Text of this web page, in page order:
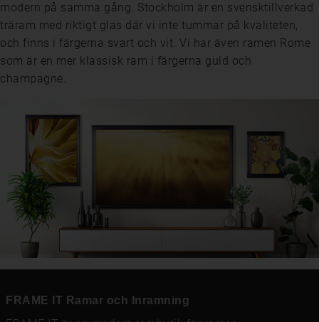
modern på samma gång. Stockholm är en svensktillverkad
träram med riktigt glas där vi inte tummar på kvaliteten,
och finns i färgerna svart och vit. Vi har även ramen Rome
som är en mer klassisk ram i färgerna guld och
champagne.
FRAME IT Ramar och Inramning